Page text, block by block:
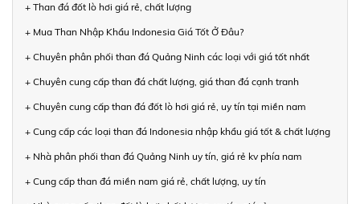
+ Than đá đốt lò hơi giá rẻ, chất lượng
+ Mua Than Nhập Khẩu Indonesia Giá Tốt Ở Đâu?
+ Chuyên phân phối than đá Quảng Ninh các loại với giá tốt nhất
+ Chuyên cung cấp than đá chất lượng, giá than đá cạnh tranh
+ Chuyên cung cấp than đá đốt lò hơi giá rẻ, uy tín tại miền nam
+ Cung cấp các loại than đá Indonesia nhập khẩu giá tốt & chất lượng
+ Nhà phân phối than đá Quảng Ninh uy tín, giá rẻ kv phía nam
+ Cung cấp than đá miền nam giá rẻ, chất lượng, uy tín